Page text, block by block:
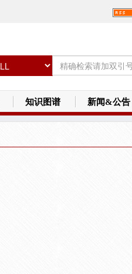
知识图谱 新闻&公告